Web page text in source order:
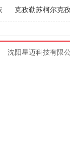
克孜勒苏柯尔克
沈阳星迈科技有限